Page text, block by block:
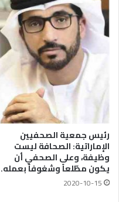
رئيس جمعية الصحفيين
الإماراتية: الصحافة ليست
وظيفة، وعلى الصحفي أن
يكون مطّلعاً وشغوفاً بعمله.
2020-10-15